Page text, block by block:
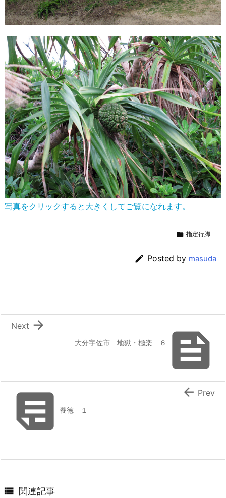
写真をクリックすると大きくしてご覧になれます。
 指定行脚
 Posted by masuda

大分宇佐市 地獄・極楽 ６

Next
養徳 １
 Prev
 関連記事